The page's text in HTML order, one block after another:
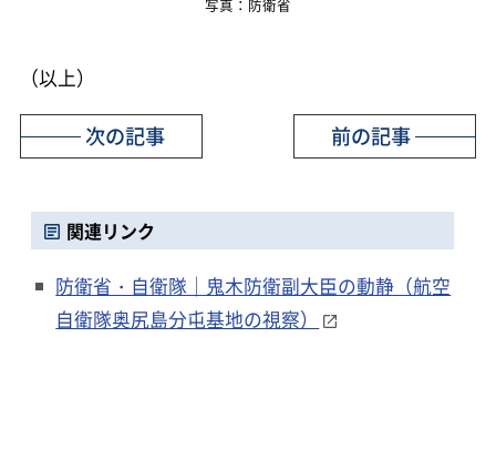
写真：防衛省
（以上）
前の記事
次の記事
関連リンク
防衛省・自衛隊｜鬼木防衛副大臣の動静（航空
自衛隊奥尻島分屯基地の視察）